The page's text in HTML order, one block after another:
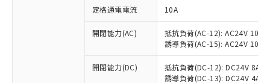
定格通電電流 10A
開閉能力(AC)
抵抗負荷(AC-12): AC24V 10A/
誘導負荷(AC-15): AC24V
開閉能力(DC)
抵抗負荷(DC-12): DC24V 8A/
誘導負荷(DC-13): DC24V 4A/
ご利用条件
対応済み：EU RoHS指令（10物質）の
非含有に対応した製品が提供可能な商品で
対応予定：EU RoHS指令（10物質）の非含
有に対応した製品に切り替える予定のある